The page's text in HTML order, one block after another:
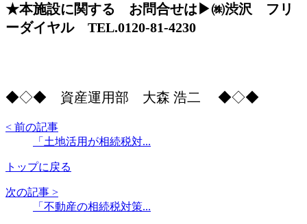
★本施設に関する お問合せは▶㈱渋沢 フリ
ーダイヤル TEL.0120-81-4230
◆◇◆ 資産運用部 大森 浩二 ◆◇◆
< 前の記事
「土地活用が相続税対...
トップに戻る
次の記事 >
「不動産の相続税対策...